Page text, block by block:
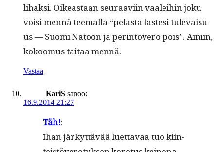
lihak­si. Oikeas­t­aan seu­raavi­in vaalei­hin joku
voisi men­nä teemal­la “pelas­ta laste­si tule­vaisu­
us — Suo­mi Natoon ja per­in­tövero pois”. Aini­in,
kokoomus taitaa mennä.
Vastaa
KariS sanoo:
16.9.2014 21:27
Täh!:
Ihan järkyt­tävää luet­tavaa tuo kiin­